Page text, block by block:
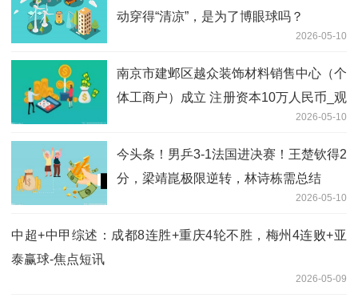
动穿得“清凉”，是为了博眼球吗？
2026-05-10
南京市建邺区越众装饰材料销售中心（个
体工商户）成立 注册资本10万人民币_观
2026-05-10
今头条！男乒3-1法国进决赛！王楚钦得2
分，梁靖崑极限逆转，林诗栋需总结
2026-05-10
中超+中甲综述：成都8连胜+重庆4轮不胜，梅州4连败+亚
泰赢球-焦点短讯
2026-05-09